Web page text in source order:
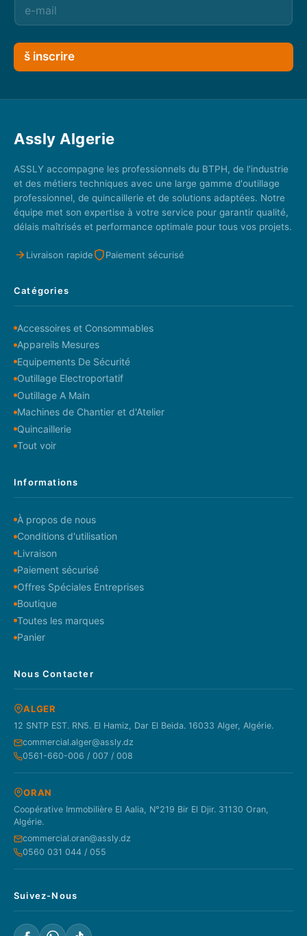
š inscrire
Assly Algerie
ASSLY accompagne les professionnels du BTPH, de l'industrie
et des métiers techniques avec une large gamme d'outillage
professionnel, de quincaillerie et de solutions adaptées. Notre
équipe met son expertise à votre service pour garantir qualité,
délais maîtrisés et performance optimale pour tous vos projets.
Livraison rapide Paiement sécurisé
Catégories
Accessoires et Consommables
Appareils Mesures
Equipements De Sécurité
Outillage Electroportatif
Outillage A Main
Machines de Chantier et d'Atelier
Quincaillerie
Tout voir
Informations
À propos de nous
Conditions d'utilisation
Livraison
Paiement sécurisé
Offres Spéciales Entreprises
Boutique
Toutes les marques
Panier
Nous Contacter
ALGER
12 SNTP EST. RN5. El Hamiz, Dar El Beida. 16033 Alger, Algérie.
commercial.alger@assly.dz
0561-660-006 / 007 / 008
ORAN
Coopérative Immobilière El Aalia, N°219 Bir El Djir. 31130 Oran,
Algérie.
commercial.oran@assly.dz
0560 031 044 / 055
Suivez-Nous